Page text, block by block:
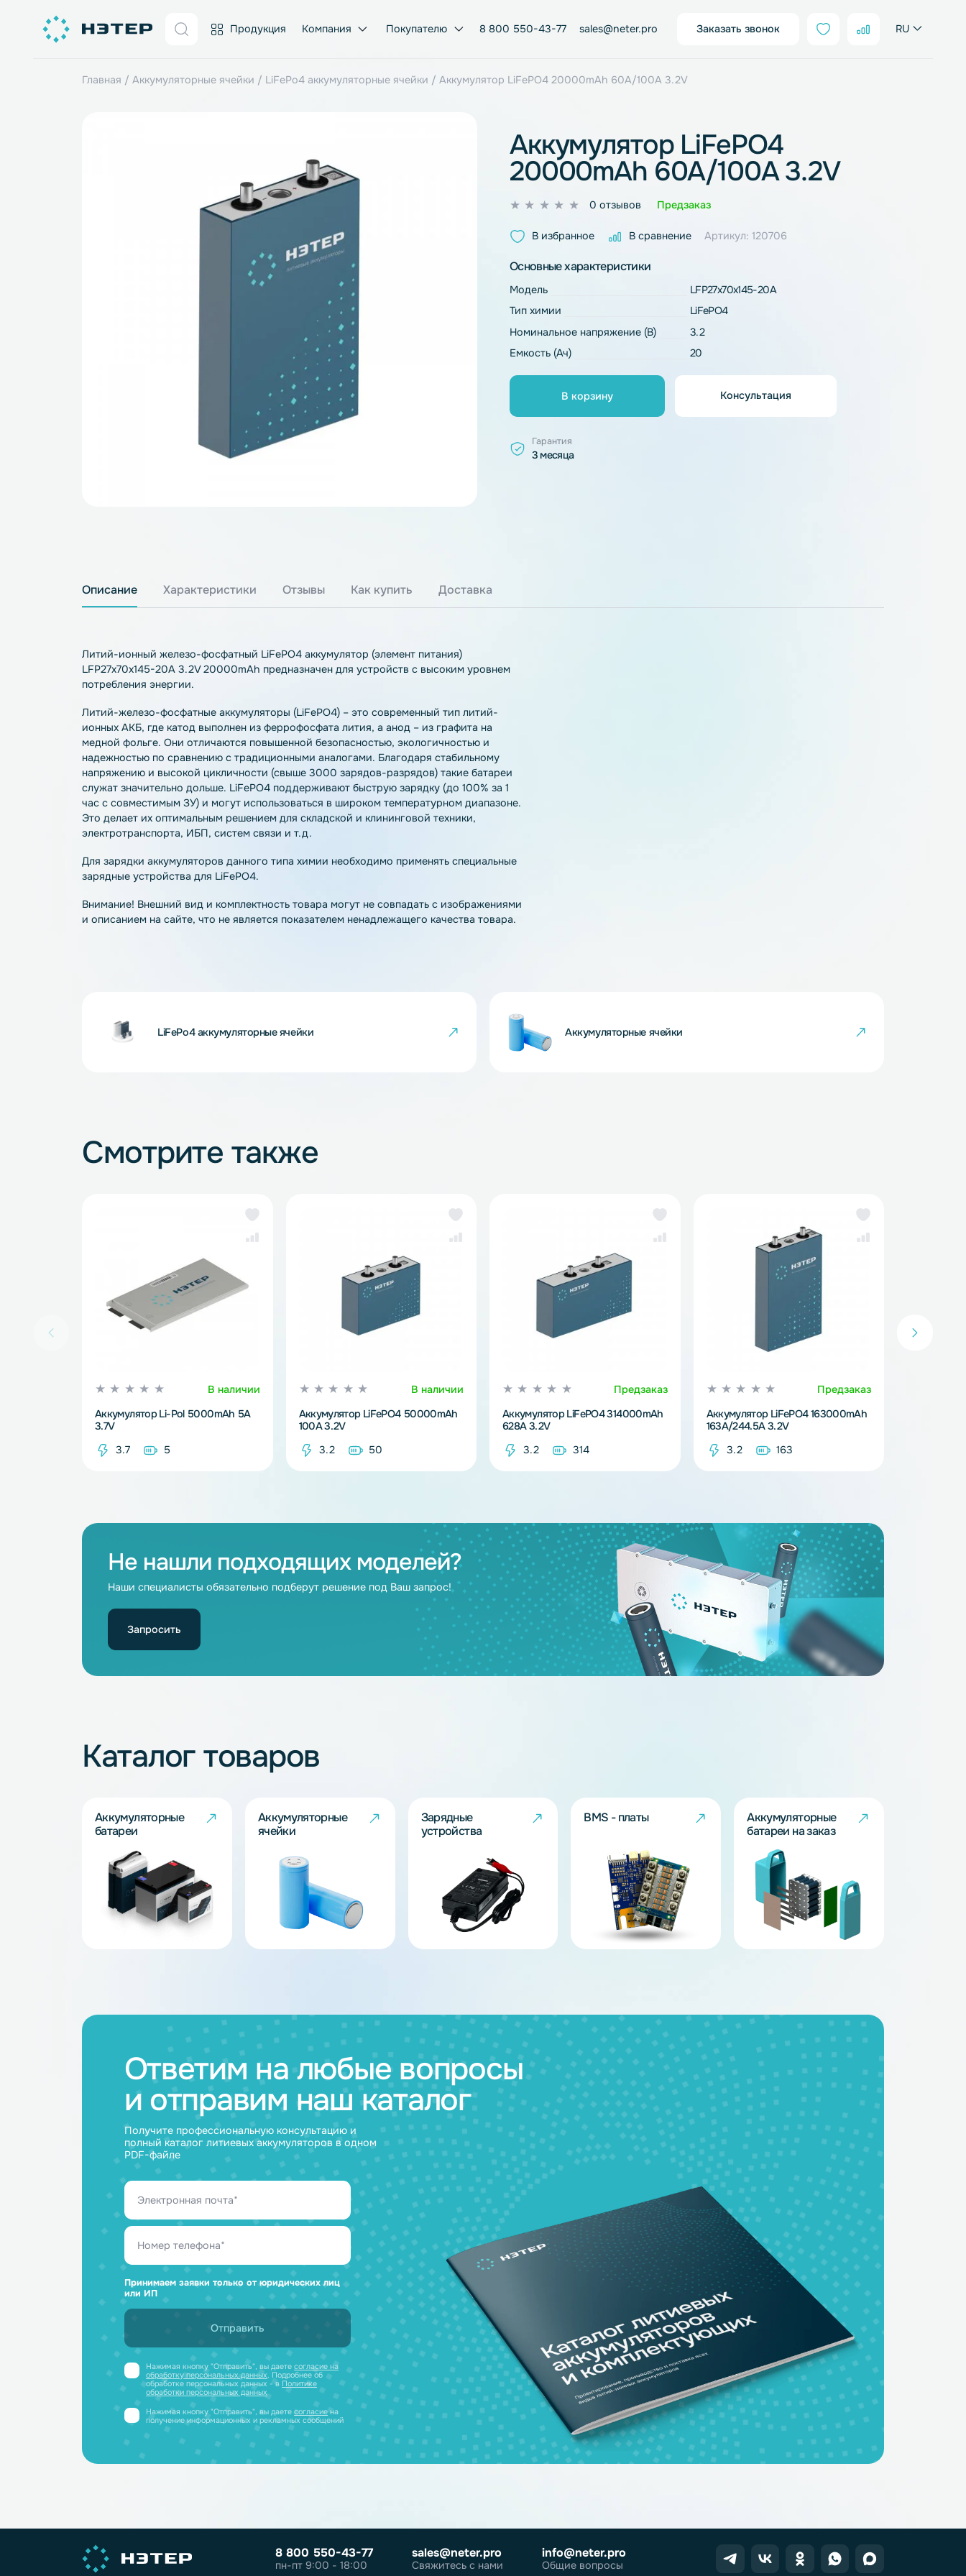
Продукция Компания Покупателю 8 800 550-43-77 sales@neter.pro Заказать звонок
Главная /Аккумуляторные ячейки/LiFePo4 аккумуляторные ячейки/ Аккумулятор LiFePO4 20000mAh 60A/100A 3.2V
Аккумулятор LiFePO4
20000mAh 60A/100A 3.2V
0
5
В избранное
Основные характеристики
Тип химии
Емкость (Ач) 20
Описание Характеристики Отзывы Как купить
Литий-ионный железо-фосфатный LiFePO4 аккумулятор (элемент питания)
LFP27x70x145-20A 3.2V 20000mAh предназначен для устройств с высоким уровнем
потребления энергии.
Литий-железо-фосфатные аккумуляторы (LiFePO4) – это современный тип литий-
ионных АКБ, где катод выполнен из феррофосфата лития, а анод – из графита на
медной фольге. Они отличаются повышенной безопасностью, экологичностью и
надежностью по сравнению с традиционными аналогами. Благодаря стабильному
напряжению и высокой цикличности (свыше 3000 зарядов-разрядов) такие батареи
служат значительно дольше. LiFePO4 поддерживают быструю зарядку (до 100% за 1
Это делает их оптимальным решением для складской и клининговой техники,
электротранспорта, ИБП, систем связи и т.д.
и описанием на сайте, что не является показателем ненадлежащего качества товара.
LiFePo4 аккумуляторные ячейки
Смотрите также
Аккумулятор Li-Pol 5000mAh 5A
3.7V
3.7
5
В наличии
Аккумулятор LiFePO4 50000mAh
100A 3.2V
50
Предзаказ
Аккумулятор LiFePO4 314000mAh
628A 3.2V
3.2
314
Аккумулятор LiFePO4 163000mAh
163A/244.5A 3.2V
3.2
Наши специалисты обязательно подберут решение под Ваш запрос!
Каталог товаров
Аккумуляторные Аккумуляторные
ячейки
Зарядные
устройства
BMS - платы Аккумуляторные
батареи на заказ
Ответим на любые вопросы
и отправим наш каталог
Получите профессиональную консультацию и
полный каталог литиевых аккумуляторов в одном
PDF-файле